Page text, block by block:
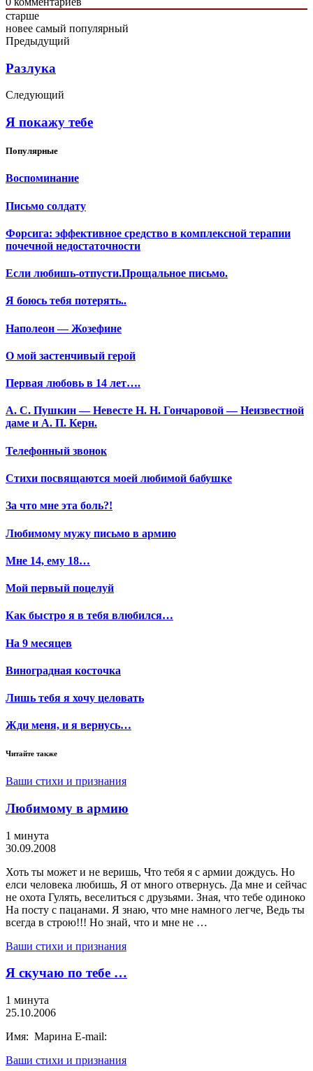
старше
новее самый популярный
Предыдущий
Разлука
Следующий
Я покажу тебе
Популярные
Воспоминание
Письмо солдату
Форсига: эффективное средство в комплексной терапии
почечной недостаточности
Если любишь-отпусти.Прощальное письмо.
Я боюсь тебя потерять..
Наполеон — Жозефине
О мой застенчивый герой
Первая любовь в 14 лет….
А. С. Пушкин — Невесте Н. Н. Гончаровой — Неизвестной
даме и А. П. Керн.
Телефонный звонок
Стихи посвящаются моей любимой бабушке
За что мне эта боль?!
Любимому мужу письмо в армию
Мне 14, ему 18…
Мой первый поцелуй
Как быстро я в тебя влюбился…
На 9 месяцев
Виноградная косточка
Лишь тебя я хочу целовать
Жди меня, и я вернусь…
Читайте также
Ваши стихи и признания
Любимому в армию
1 минута
30.09.2008
Хоть ты может и не веришь, Что тебя я с армии дождусь. Но
елси человека любишь, Я от много отвернусь. Да мне и сейчас
не охота Гулять, веселиться с друзьями. Зная, что тебе одиноко
На посту с пацанами. Я знаю, что мне намного легче, Ведь ты
всегда в строю!!! Но знай, что и мне не …
Ваши стихи и признания
Я скучаю по тебе …
1 минута
25.10.2006
Имя: Марина E-mail:
Ваши стихи и признания